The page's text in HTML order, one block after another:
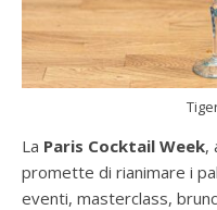
La Paris Cocktail Week,
promette di rianimare i
eventi, masterclass,